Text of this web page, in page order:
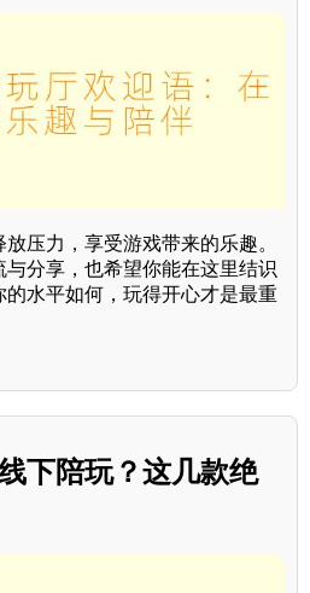
压力，享受游戏带来的乐趣。
分享，也希望你能在这里结识
水平如何，玩得开心才是最重
下陪玩？这几款绝